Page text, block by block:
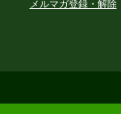
メルマガ登録・解除